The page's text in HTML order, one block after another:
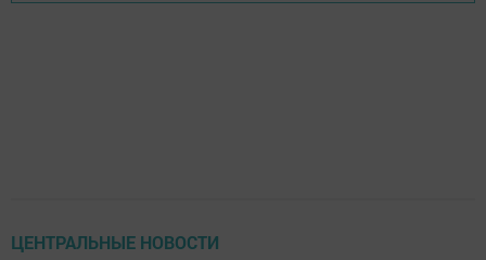
ЦЕНТРАЛЬНЫЕ НОВОСТИ